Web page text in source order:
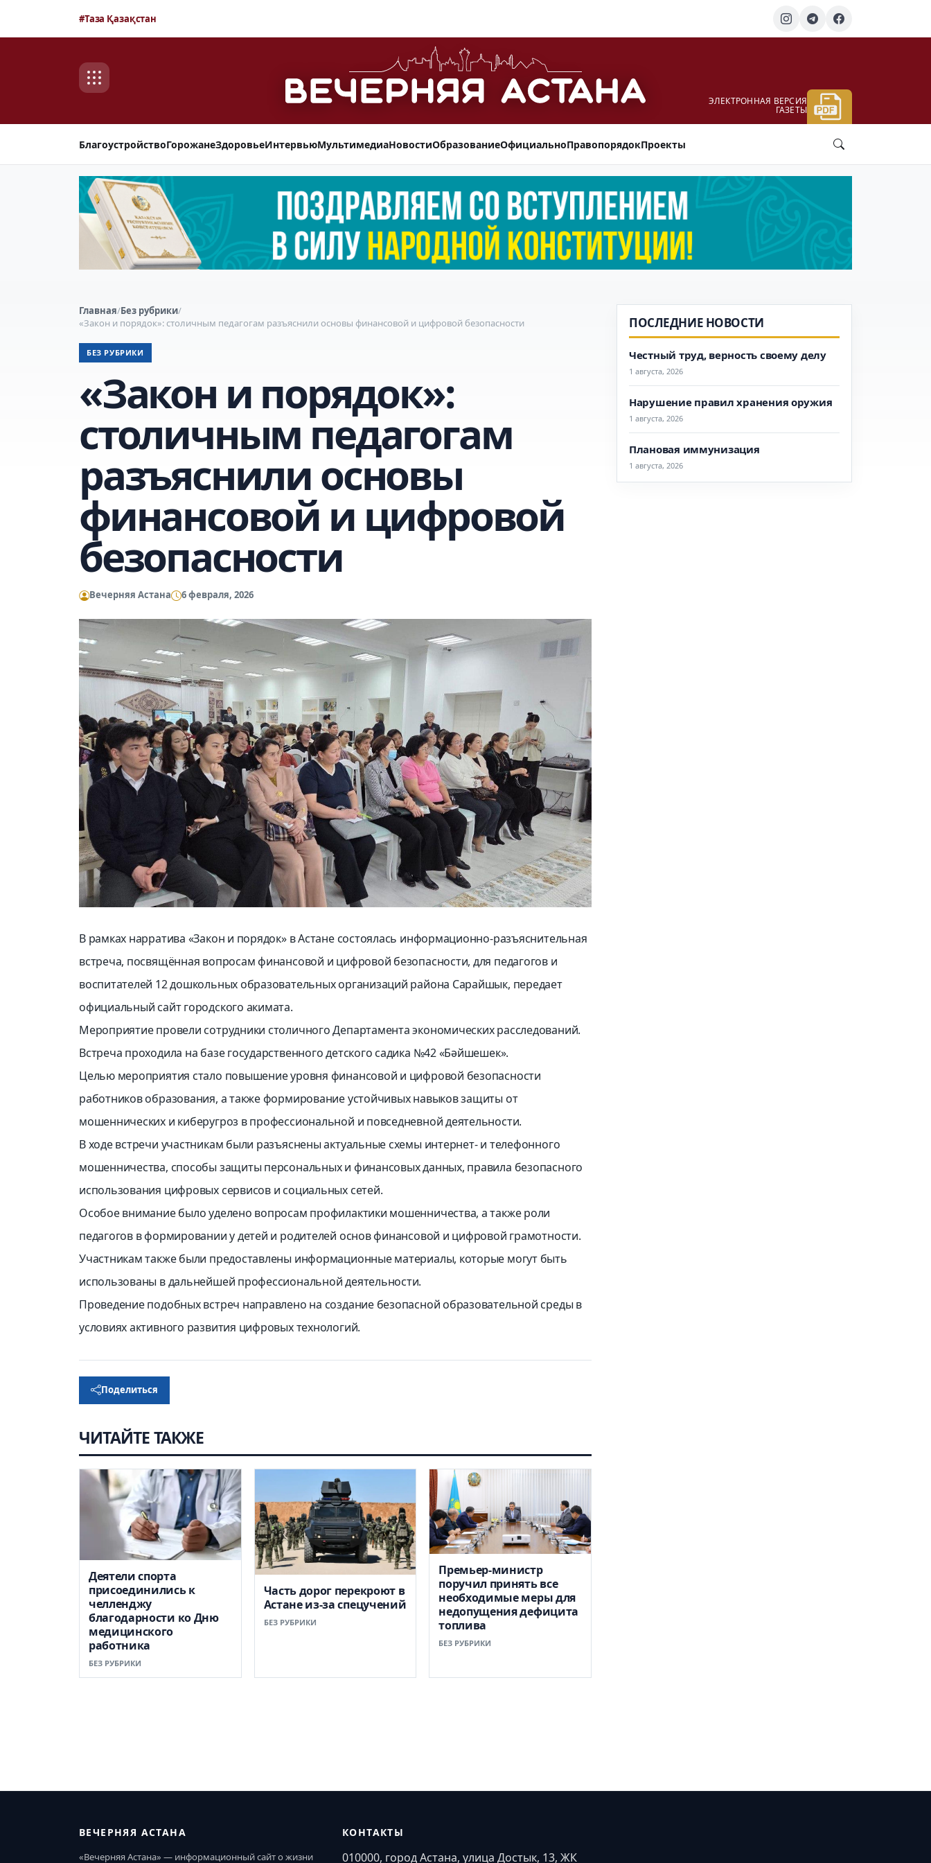
#Таза Қазақстан
ЭЛЕКТРОННАЯ ВЕРСИЯ
ГАЗЕТЫ
БлагоустройствоГорожанеЗдоровьеИнтервьюМультимедиаНовостиОбразованиеОфициальноПравопорядокПроекты
Главная/Без рубрики/
«Закон и порядок»: столичным педагогам разъяснили основы финансовой и цифровой безопасности
БЕЗ РУБРИКИ
«Закон и порядок»:
столичным педагогам
разъяснили основы
финансовой и цифровой
безопасности
Вечерняя Астана 6 февраля, 2026
В рамках нарратива «Закон и порядок» в Астане состоялась информационно-разъяснительная
встреча, посвящённая вопросам финансовой и цифровой безопасности, для педагогов и
воспитателей 12 дошкольных образовательных организаций района Сарайшык, передает
официальный сайт городского акимата.
Мероприятие провели сотрудники столичного Департамента экономических расследований.
Встреча проходила на базе государственного детского садика №42 «Бәйшешек».
Целью мероприятия стало повышение уровня финансовой и цифровой безопасности
работников образования, а также формирование устойчивых навыков защиты от
мошеннических и киберугроз в профессиональной и повседневной деятельности.
В ходе встречи участникам были разъяснены актуальные схемы интернет- и телефонного
мошенничества, способы защиты персональных и финансовых данных, правила безопасного
использования цифровых сервисов и социальных сетей.
Особое внимание было уделено вопросам профилактики мошенничества, а также роли
педагогов в формировании у детей и родителей основ финансовой и цифровой грамотности.
Участникам также были предоставлены информационные материалы, которые могут быть
использованы в дальнейшей профессиональной деятельности.
Проведение подобных встреч направлено на создание безопасной образовательной среды в
условиях активного развития цифровых технологий.
Поделиться
ЧИТАЙТЕ ТАКЖЕ
Деятели спорта
присоединились к
челленджу
благодарности ко Дню
медицинского
работника
БЕЗ РУБРИКИ
Часть дорог перекроют в
Астане из-за спецучений
БЕЗ РУБРИКИ
Премьер-министр
поручил принять все
необходимые меры для
недопущения дефицита
топлива
БЕЗ РУБРИКИ
ПОСЛЕДНИЕ НОВОСТИ
Честный труд, верность своему делу
1 августа, 2026
Нарушение правил хранения оружия
1 августа, 2026
Плановая иммунизация
1 августа, 2026
ВЕЧЕРНЯЯ АСТАНА
«Вечерняя Астана» — информационный сайт о жизни
КОНТАКТЫ
010000, город Астана, улица Достык, 13, ЖК